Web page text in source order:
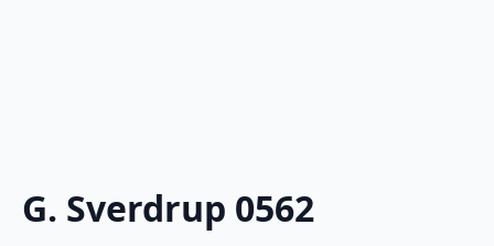
G. Sverdrup 0562